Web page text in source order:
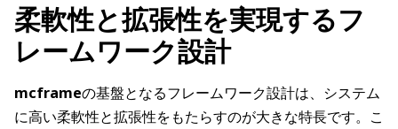
柔軟性と拡張性を実現するフ
レームワーク設計
mcframeの基盤となるフレームワーク設計は、システム
に高い柔軟性と拡張性をもたらすのが大きな特長です。こ